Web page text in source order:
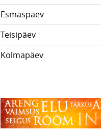
Esmaspäev
Teisipäev
Kolmapäev